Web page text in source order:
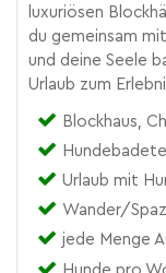
luxuriösen
du gemeinsam
und deine Seele
Urlaub zum
Blockhaus,
Urlaub mit
Wander/
jede Menge